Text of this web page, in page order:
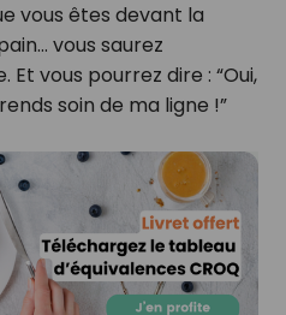
vous êtes devant la
vous saurez
vous pourrez dire : “Oui,
soin de ma ligne !”